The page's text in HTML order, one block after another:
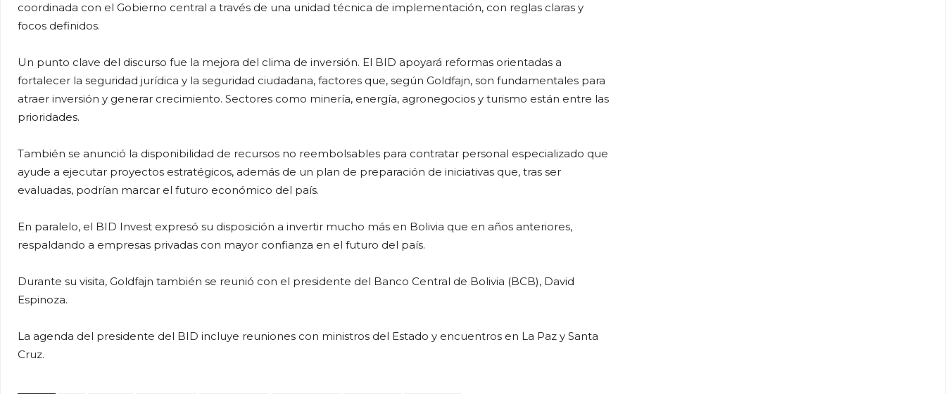
coordinada con el Gobierno central a través de una unidad técnica de implementación, con reglas claras y
focos definidos.
Un punto clave del discurso fue la mejora del clima de inversión. El BID apoyará reformas orientadas a
fortalecer la seguridad jurídica y la seguridad ciudadana, factores que, según Goldfajn, son fundamentales para
atraer inversión y generar crecimiento. Sectores como minería, energía, agronegocios y turismo están entre las
prioridades.
También se anunció la disponibilidad de recursos no reembolsables para contratar personal especializado que
ayude a ejecutar proyectos estratégicos, además de un plan de preparación de iniciativas que, tras ser
evaluadas, podrían marcar el futuro económico del país.
En paralelo, el BID Invest expresó su disposición a invertir mucho más en Bolivia que en años anteriores,
respaldando a empresas privadas con mayor confianza en el futuro del país.
Durante su visita, Goldfajn también se reunió con el presidente del Banco Central de Bolivia (BCB), David
Espinoza.
La agenda del presidente del BID incluye reuniones con ministros del Estado y encuentros en La Paz y Santa
Cruz.